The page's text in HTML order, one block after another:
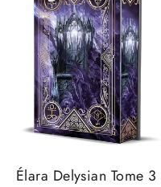
Élara Delysian Tome 3